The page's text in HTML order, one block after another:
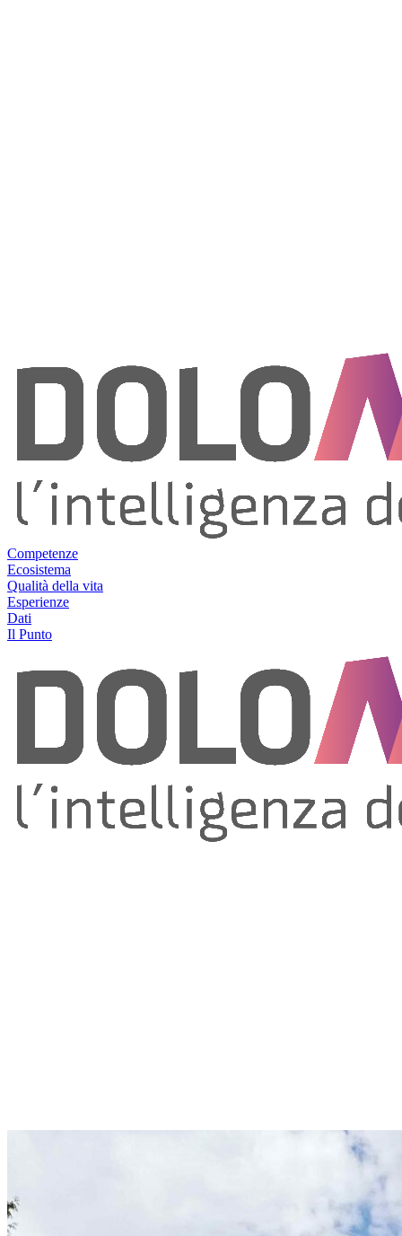
Competenze
Ecosistema
Qualità della vita
Esperienze
Dati
Il Punto